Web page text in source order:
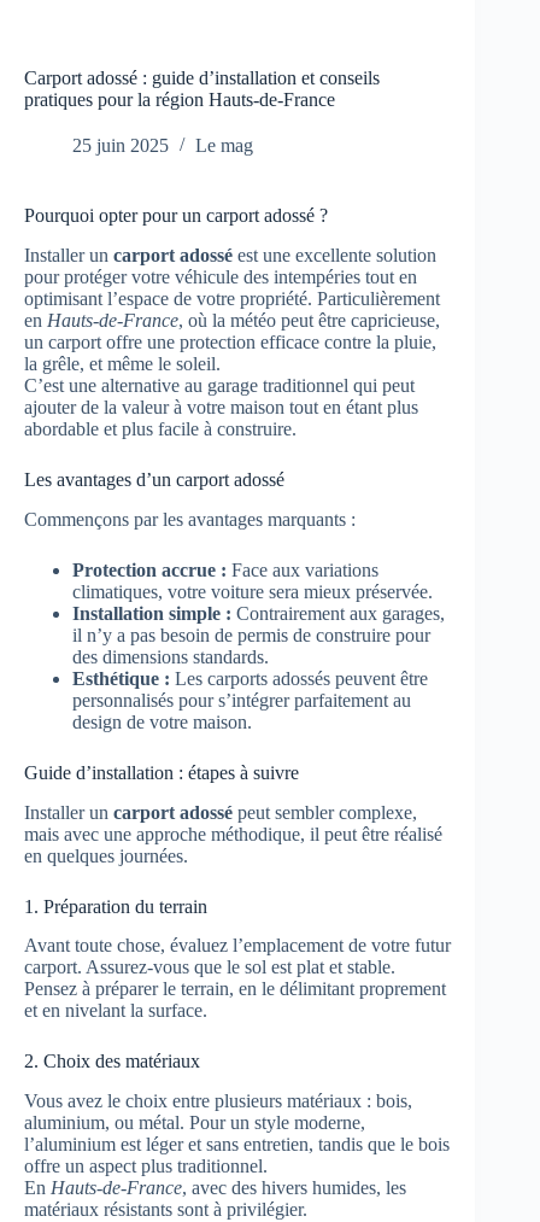
Carport adossé : guide d’installation et conseils
pratiques pour la région Hauts-de-France
25 juin 2025 Le mag
Pourquoi opter pour un carport adossé ?
Installer un carport adossé est une excellente solution
pour protéger votre véhicule des intempéries tout en
optimisant l’espace de votre propriété. Particulièrement
en Hauts-de-France, où la météo peut être capricieuse,
un carport offre une protection efficace contre la pluie,
la grêle, et même le soleil.
C’est une alternative au garage traditionnel qui peut
ajouter de la valeur à votre maison tout en étant plus
abordable et plus facile à construire.
Les avantages d’un carport adossé
Commençons par les avantages marquants :
Protection accrue : Face aux variations
climatiques, votre voiture sera mieux préservée.
Installation simple : Contrairement aux garages,
il n’y a pas besoin de permis de construire pour
des dimensions standards.
Esthétique : Les carports adossés peuvent être
personnalisés pour s’intégrer parfaitement au
design de votre maison.
Guide d’installation : étapes à suivre
Installer un carport adossé peut sembler complexe,
mais avec une approche méthodique, il peut être réalisé
en quelques journées.
1. Préparation du terrain
Avant toute chose, évaluez l’emplacement de votre futur
carport. Assurez-vous que le sol est plat et stable.
Pensez à préparer le terrain, en le délimitant proprement
et en nivelant la surface.
2. Choix des matériaux
Vous avez le choix entre plusieurs matériaux : bois,
aluminium, ou métal. Pour un style moderne,
l’aluminium est léger et sans entretien, tandis que le bois
offre un aspect plus traditionnel.
En Hauts-de-France, avec des hivers humides, les
matériaux résistants sont à privilégier.